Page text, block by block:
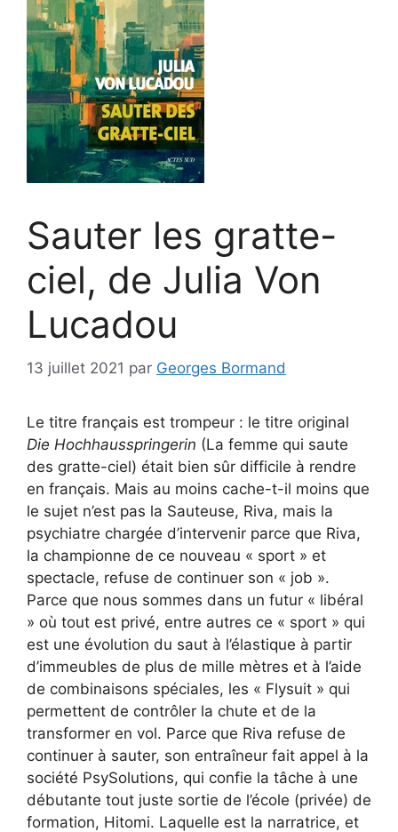
Sauter les gratte-
ciel, de Julia Von
Lucadou
13 juillet 2021 par Georges Bormand
Le titre français est trompeur : le titre original
Die Hochhausspringerin (La femme qui saute
des gratte-ciel) était bien sûr difficile à rendre
en français. Mais au moins cache-t-il moins que
le sujet n’est pas la Sauteuse, Riva, mais la
psychiatre chargée d’intervenir parce que Riva,
la championne de ce nouveau « sport » et
spectacle, refuse de continuer son « job ».
Parce que nous sommes dans un futur « libéral
» où tout est privé, entre autres ce « sport » qui
est une évolution du saut à l’élastique à partir
d’immeubles de plus de mille mètres et à l’aide
de combinaisons spéciales, les « Flysuit » qui
permettent de contrôler la chute et de la
transformer en vol. Parce que Riva refuse de
continuer à sauter, son entraîneur fait appel à la
société PsySolutions, qui confie la tâche à une
débutante tout juste sortie de l’école (privée) de
formation, Hitomi. Laquelle est la narratrice, et